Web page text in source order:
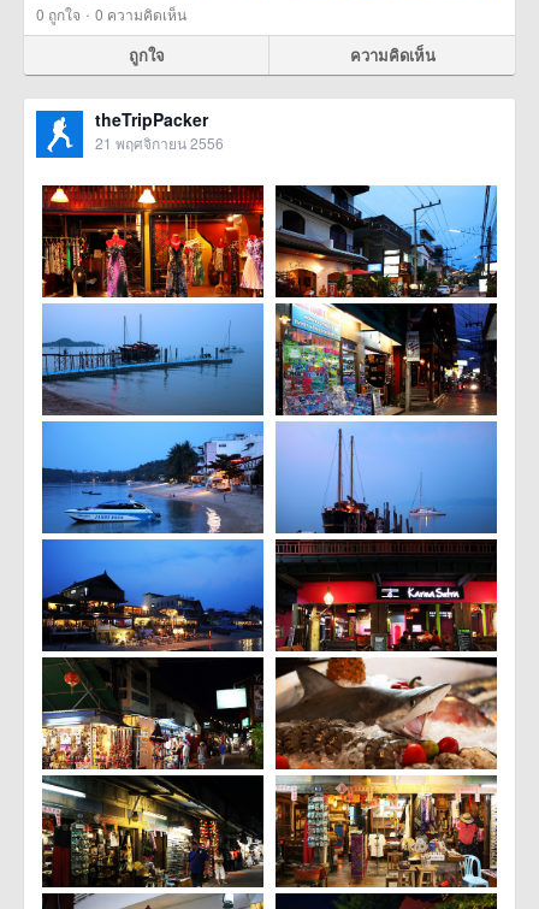
0 ถูกใจ · 0 ความคิดเห็น
ถูกใจ ความคิดเห็น
theTripPacker
21 พฤศจิกายน 2556